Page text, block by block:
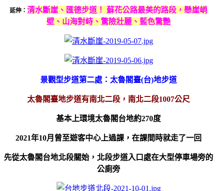
延伸： 清水斷崖、匯德步道！ 蘇花公路最美的路段，懸崖峭
壁、山海對峙、驚險壯麗、藍色驚艷
景觀型步道第二處：太魯閣臺(台)地步道
太魯閣臺地步道有南北二段，南北二段1007公尺
基本上環境太魯閣台地約270度
2021年10月曾至遊客中心上過課，在課間時就走了一回
先從太魯閣台地北段關始，北段步道入口處在大型停車場旁的
公廁旁